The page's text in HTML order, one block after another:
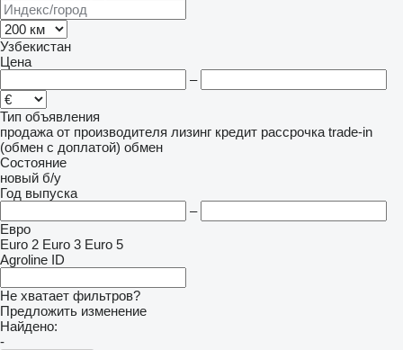
Узбекистан
Цена
–
Тип объявления
продажа от производителя лизинг кредит рассрочка trade-in
(обмен с доплатой) обмен
Состояние
новый б/у
Год выпуска
–
Евро
Euro 2 Euro 3 Euro 5
Agroline ID
Не хватает фильтров?
Предложить изменение
Найдено:
-